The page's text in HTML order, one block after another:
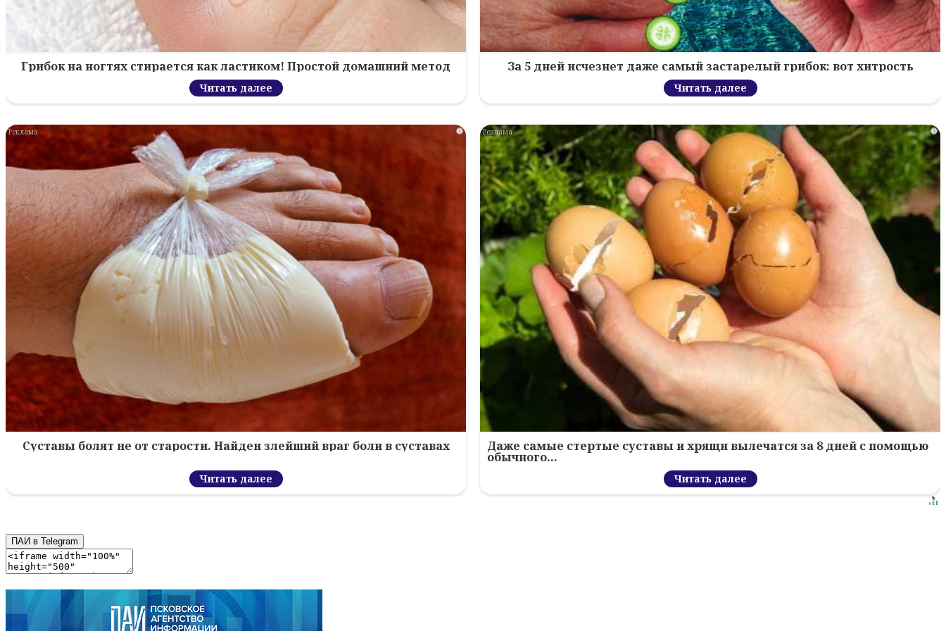
Грибок на ногтях стирается как ластиком! Простой домашний метод
Читать далее
За 5 дней исчезнет даже самый застарелый грибок: вот хитрость
Читать далее
i
Суставы болят не от старости. Найден злейший враг боли в суставах
Читать далее
i
Даже самые стертые суставы и хрящи вылечатся за 8 дней с помощью
обычного…
Читать далее
ПАИ в Telegram